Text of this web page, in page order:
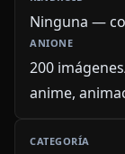
Ninguna —
200
anime,